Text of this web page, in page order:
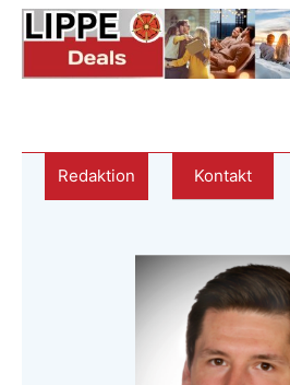
Redaktion Kontakt